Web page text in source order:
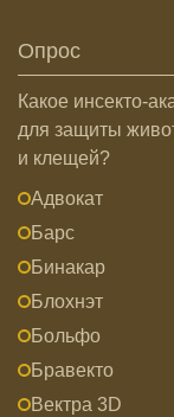
Опрос
Какое инсекто-
для защиты
и клещей?
Адвокат
Барс
Бинакар
Блохнэт
Больфо
Бравекто
Вектра 3D